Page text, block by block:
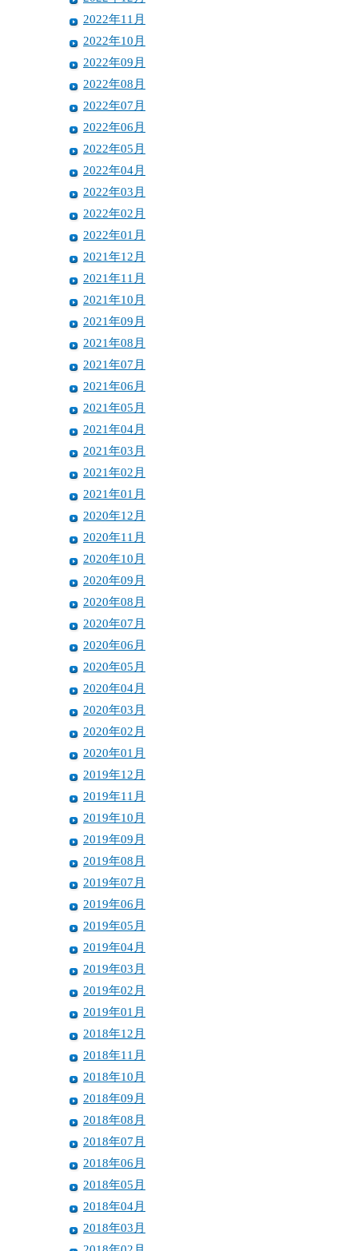
2022年11月
2022年10月
2022年09月
2022年08月
2022年07月
2022年06月
2022年05月
2022年04月
2022年03月
2022年02月
2022年01月
2021年12月
2021年11月
2021年10月
2021年09月
2021年08月
2021年07月
2021年06月
2021年05月
2021年04月
2021年03月
2021年02月
2021年01月
2020年12月
2020年11月
2020年10月
2020年09月
2020年08月
2020年07月
2020年06月
2020年05月
2020年04月
2020年03月
2020年02月
2020年01月
2019年12月
2019年11月
2019年10月
2019年09月
2019年08月
2019年07月
2019年06月
2019年05月
2019年04月
2019年03月
2019年02月
2019年01月
2018年12月
2018年11月
2018年10月
2018年09月
2018年08月
2018年07月
2018年06月
2018年05月
2018年04月
2018年03月